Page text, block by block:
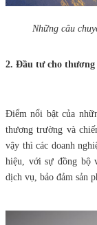
Những câu
2. Đầu tư cho thương
Điểm nổi bật của
thương trường và
vậy thì các doanh
hiệu, với sự đồng bộ
dịch vụ, bảo đảm sản